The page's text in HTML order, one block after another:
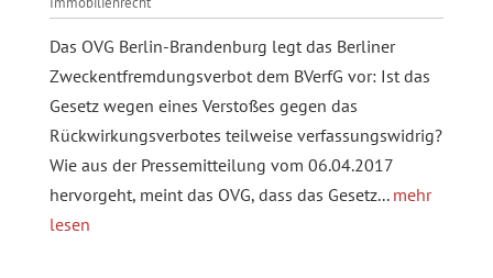
Das OVG Berlin-Brandenburg legt das Berliner
Zweckentfremdungsverbot dem BVerfG vor: Ist das
Gesetz wegen eines Verstoßes gegen das
Rückwirkungsverbotes teilweise verfassungswidrig?
Wie aus der Pressemitteilung vom 06.04.2017
hervorgeht, meint das OVG, dass das Gesetz... mehr
lesen